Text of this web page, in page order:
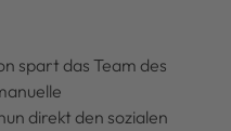
spart das Team des
direkt den sozialen